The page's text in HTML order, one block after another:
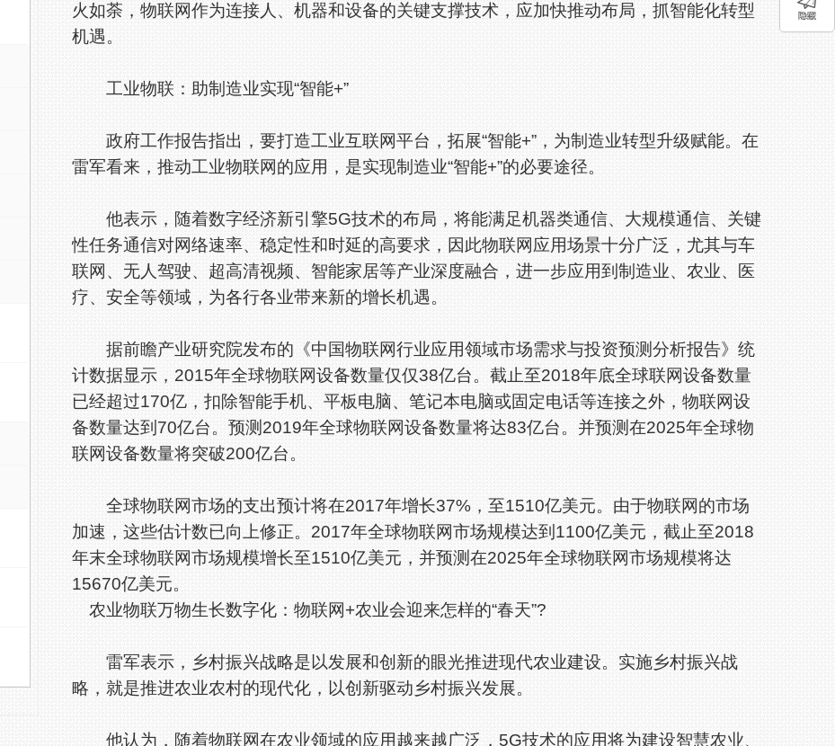
火如荼，物联网作为连接人、机器和设备的关键支撑技术，应加快推动布局，抓智能化转型
机遇。
工业物联：助制造业实现“智能+”
政府工作报告指出，要打造工业互联网平台，拓展“智能+”，为制造业转型升级赋能。在
雷军看来，推动工业物联网的应用，是实现制造业“智能+”的必要途径。
他表示，随着数字经济新引擎5G技术的布局，将能满足机器类通信、大规模通信、关键
性任务通信对网络速率、稳定性和时延的高要求，因此物联网应用场景十分广泛，尤其与车
联网、无人驾驶、超高清视频、智能家居等产业深度融合，进一步应用到制造业、农业、医
疗、安全等领域，为各行各业带来新的增长机遇。
据前瞻产业研究院发布的《中国物联网行业应用领域市场需求与投资预测分析报告》统
计数据显示，2015年全球物联网设备数量仅仅38亿台。截止至2018年底全球联网设备数量
已经超过170亿，扣除智能手机、平板电脑、笔记本电脑或固定电话等连接之外，物联网设
备数量达到70亿台。预测2019年全球物联网设备数量将达83亿台。并预测在2025年全球物
联网设备数量将突破200亿台。
全球物联网市场的支出预计将在2017年增长37%，至1510亿美元。由于物联网的市场
加速，这些估计数已向上修正。2017年全球物联网市场规模达到1100亿美元，截止至2018
年末全球物联网市场规模增长至1510亿美元，并预测在2025年全球物联网市场规模将达
15670亿美元。
农业物联万物生长数字化：物联网+农业会迎来怎样的“春天”?
雷军表示，乡村振兴战略是以发展和创新的眼光推进现代农业建设。实施乡村振兴战
略，就是推进农业农村的现代化，以创新驱动乡村振兴发展。
他认为，随着物联网在农业领域的应用越来越广泛，5G技术的应用将为建设智慧农业、